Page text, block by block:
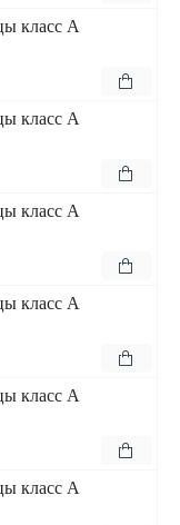
класс А
класс А
класс А
класс А
класс А
класс А